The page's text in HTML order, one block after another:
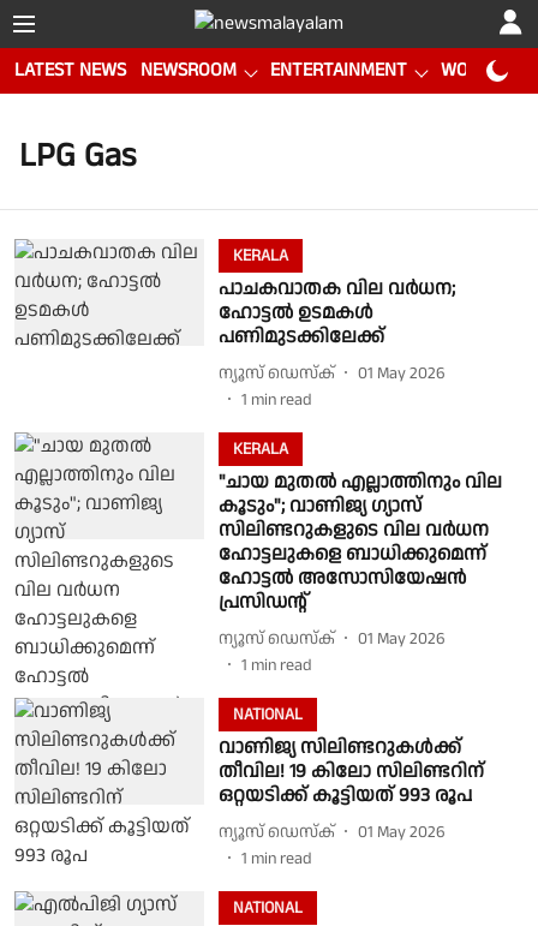
LATEST NEWS NEWSROOM ENTERTAINMENT WORLD CUP
LPG Gas
KERALA
പാചകവാതക വില വർധന;
ഹോട്ടൽ ഉടമകൾ
പണിമുടക്കിലേക്ക്
ന്യൂസ് ഡെസ്ക്
01 May 2026
1 min read
KERALA
"ചായ മുതൽ എല്ലാത്തിനും വില
കൂടും"; വാണിജ്യ ഗ്യാസ്
സിലിണ്ടറുകളുടെ വില വർധന
ഹോട്ടലുകളെ ബാധിക്കുമെന്ന്
ഹോട്ടൽ അസോസിയേഷൻ
പ്രസിഡൻ്റ്
ന്യൂസ് ഡെസ്ക്
01 May 2026
1 min read
NATIONAL
വാണിജ്യ സിലിണ്ടറുകൾക്ക്
തീവില! 19 കിലോ സിലിണ്ടറിന്
ഒറ്റയടിക്ക് കൂട്ടിയത് 993 രൂപ
ന്യൂസ് ഡെസ്ക്
01 May 2026
1 min read
NATIONAL